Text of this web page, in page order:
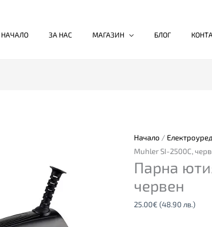
НАЧАЛО ЗА НАС МАГАЗИН БЛОГ
Начало /
Muhler SI-2500C,
Парна
червен
25.00€ (48.90 лв.)